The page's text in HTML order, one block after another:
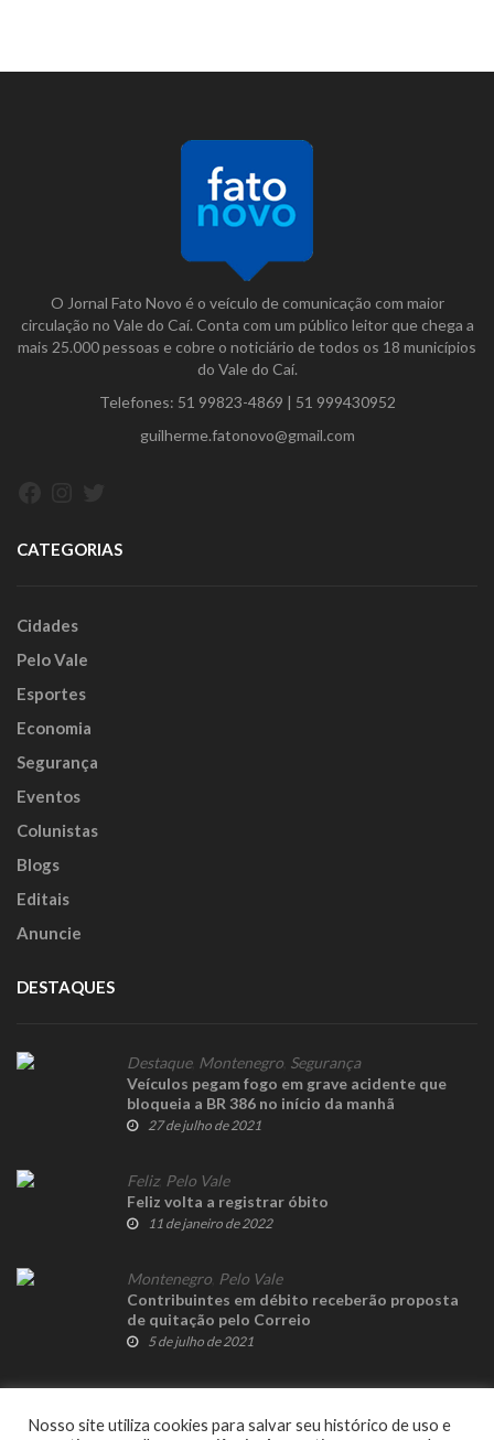
O Jornal Fato Novo é o veículo de comunicação com maior
circulação no Vale do Caí. Conta com um público leitor que chega a
mais 25.000 pessoas e cobre o noticiário de todos os 18 municípios
do Vale do Caí.
Telefones: 51 99823-4869 | 51 999430952
guilherme.fatonovo@gmail.com
CATEGORIAS
Cidades
Pelo Vale
Esportes
Economia
Segurança
Eventos
Colunistas
Blogs
Editais
Anuncie
DESTAQUES
Destaque, Montenegro Segurança
Veículos pegam fogo em grave acidente que
bloqueia a BR 386 no início da manhã
27 de julho de 2021
Feliz, Pelo Vale
Feliz volta a registrar óbito
11 de janeiro de 2022
Montenegro Pelo Vale
Contribuintes em débito receberão proposta
de quitação pelo Correio
5 de julho de 2021
Nosso site utiliza cookies para salvar seu histórico de uso e